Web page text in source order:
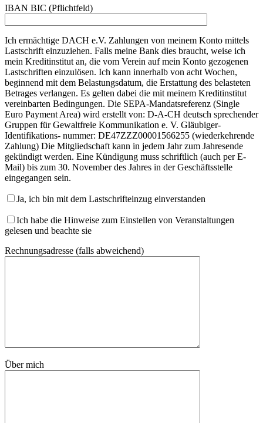
IBAN BIC (Pflichtfeld)
Ich ermächtige DACH e.V. Zahlungen von meinem Konto mittels
Lastschrift einzuziehen. Falls meine Bank dies braucht, weise ich
mein Kreditinstitut an, die vom Verein auf mein Konto gezogenen
Lastschriften einzulösen. Ich kann innerhalb von acht Wochen,
beginnend mit dem Belastungsdatum, die Erstattung des belasteten
Betrages verlangen. Es gelten dabei die mit meinem Kreditinstitut
vereinbarten Bedingungen. Die SEPA-Mandatsreferenz (Single
Euro Payment Area) wird erstellt von: D-A-CH deutsch sprechender
Gruppen für Gewaltfreie Kommunikation e. V. Gläubiger-
Identifikations- nummer: DE47ZZZ00001566255 (wiederkehrende
Zahlung) Die Mitgliedschaft kann in jedem Jahr zum Jahresende
gekündigt werden. Eine Kündigung muss schriftlich (auch per E-
Mail) bis zum 30. November des Jahres in der Geschäftsstelle
eingegangen sein.
Ja, ich bin mit dem Lastschrifteinzug einverstanden
Ich habe die Hinweise zum Einstellen von Veranstaltungen
gelesen und beachte sie
Rechnungsadresse (falls abweichend)
Über mich